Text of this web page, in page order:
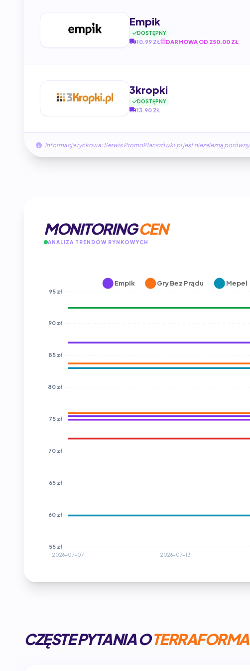
Empik
DOSTĘPNY
10.99 ZŁ DARMOWA OD 250.00 ZŁ
3kropki
DOSTĘPNY
13.90 ZŁ
Informacja rynkowa: Serwis PromoPlanszówki.pl jest niezależną
MONITORINGCEN
ANALIZA TRENDÓW RYNKOWYCH
CZĘSTE PYTANIA O